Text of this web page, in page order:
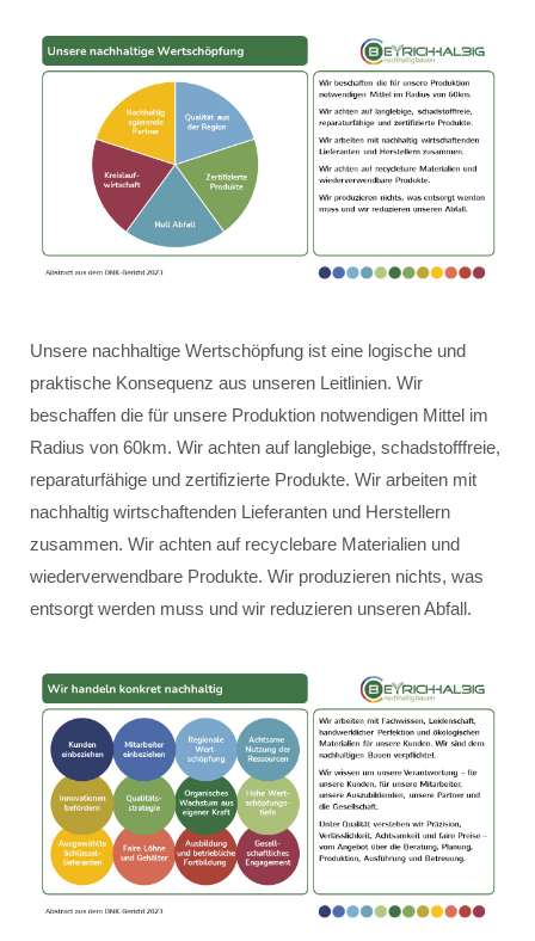
Unsere nachhaltige Wertschöpfung ist eine logische und
praktische Konsequenz aus unseren Leitlinien. Wir
beschaffen die für unsere Produktion notwendigen Mittel im
Radius von 60km. Wir achten auf langlebige, schadstofffreie,
reparaturfähige und zertifizierte Produkte. Wir arbeiten mit
nachhaltig wirtschaftenden Lieferanten und Herstellern
zusammen. Wir achten auf recyclebare Materialien und
wiederverwendbare Produkte. Wir produzieren nichts, was
entsorgt werden muss und wir reduzieren unseren Abfall.